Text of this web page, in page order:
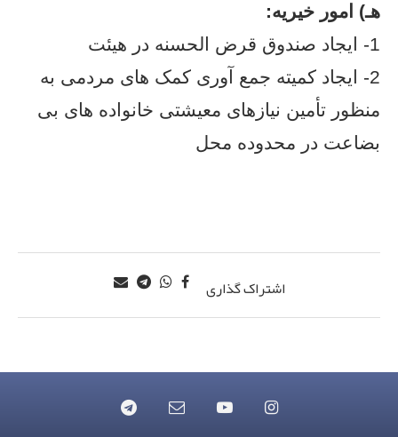
هـ) امور خیریه:
1- ایجاد صندوق قرض الحسنه در هیئت
2- ایجاد کمیته جمع آوری کمک های مردمی به
منظور تأمین نیازهای معیشتی خانواده های بی
بضاعت در محدوده محل
اشتراک گذاری